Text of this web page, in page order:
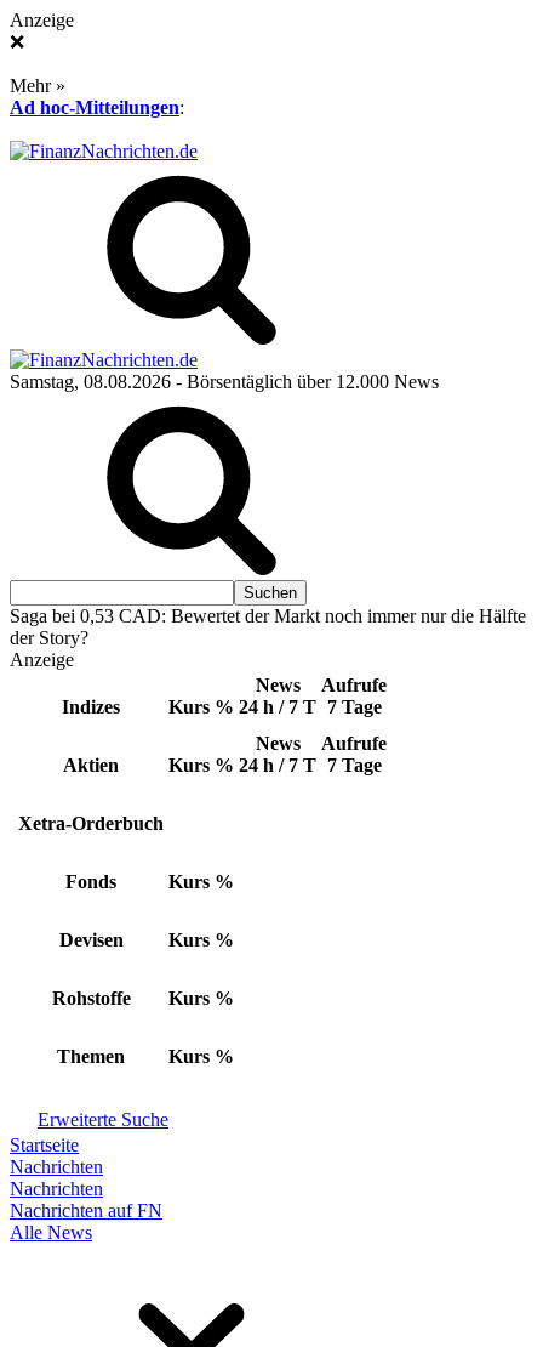
Anzeige
❌
Mehr »
Ad hoc-Mitteilungen:
Samstag, 08.08.2026 - Börsentäglich über 12.000 News
Saga bei 0,53 CAD: Bewertet der Markt noch immer nur die Hälfte
der Story?
Anzeige
Indizes Kurs %
News
24 h / 7 T
Aufrufe
7 Tage
Aktien Kurs %
News
24 h / 7 T
Aufrufe
7 Tage
Xetra-Orderbuch
Fonds Kurs %
Devisen Kurs %
Rohstoffe Kurs %
Themen Kurs %
Erweiterte Suche
Startseite
Nachrichten
Nachrichten
Nachrichten auf FN
Alle News